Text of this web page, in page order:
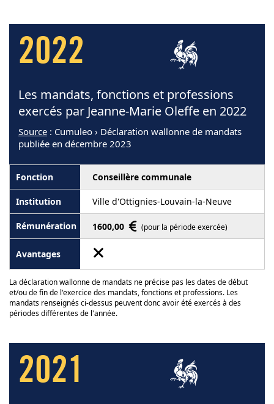
2022
Les mandats, fonctions et professions
exercés par Jeanne-Marie Oleffe en 2022
Source : Cumuleo › Déclaration wallonne de mandats
publiée en décembre 2023
Conseillère communale
Ville d'Ottignies-Louvain-la-Neuve
1600,00 (pour la période exercée)
La déclaration wallonne de mandats ne précise pas les dates de début
et/ou de fin de l'exercice des mandats, fonctions et professions. Les
mandats renseignés ci-dessus peuvent donc avoir été exercés à des
périodes différentes de l'année.
2021